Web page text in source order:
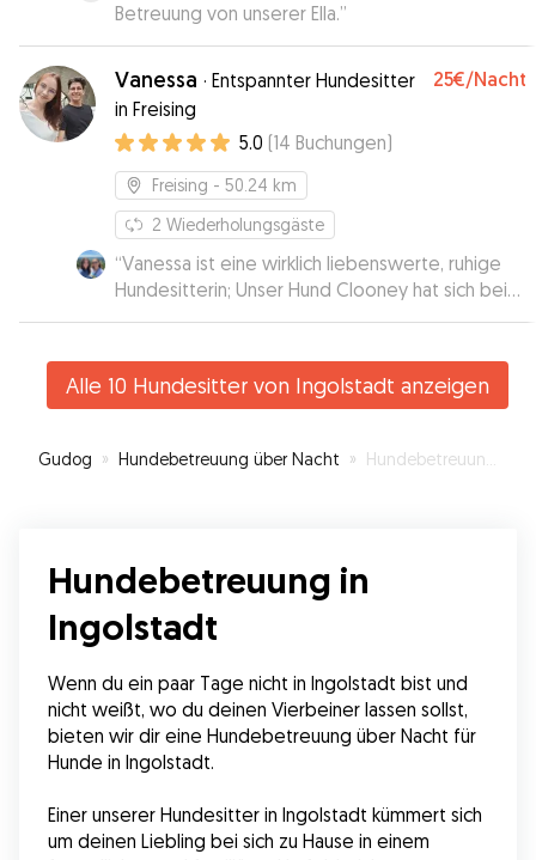
Betreuung von unserer Ella.”
Vanessa · Entspannter Hundesitter
in Freising
25€/Nacht
5.0 (14 Buchungen)
Freising - 50.24 km
2 Wiederholungsgäste
“Vanessa ist eine wirklich liebenswerte, ruhige
Hundesitterin; Unser Hund Clooney hat sich bei
ihr sehr wohl gefühlt und war beim Abholen total
Alle 10 Hundesitter von Ingolstadt anzeigen
Gudog » Hundebetreuung über Nacht » Hundebetreuung in Ingolstadt
Hundebetreuung in
Ingolstadt
Wenn du ein paar Tage nicht in Ingolstadt bist und
nicht weißt, wo du deinen Vierbeiner lassen sollst,
bieten wir dir eine Hundebetreuung über Nacht für
Hunde in Ingolstadt.
Einer unserer Hundesitter in Ingolstadt kümmert sich
um deinen Liebling bei sich zu Hause in einem